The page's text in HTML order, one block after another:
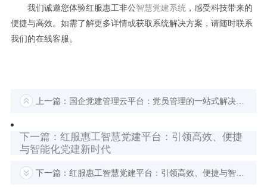
我们诚邀您体验红服惠工非公智慧党建系统，感受科技带来的
便捷与高效。如需了解更多详情或获取系统解决方案，请随时联系
我们的在线客服。
上一篇：国企党建管理云平台：党员管理的一站式解决方案
下一篇：红服惠工智慧党建平台：引领高效、便捷
与智能化党建新时代